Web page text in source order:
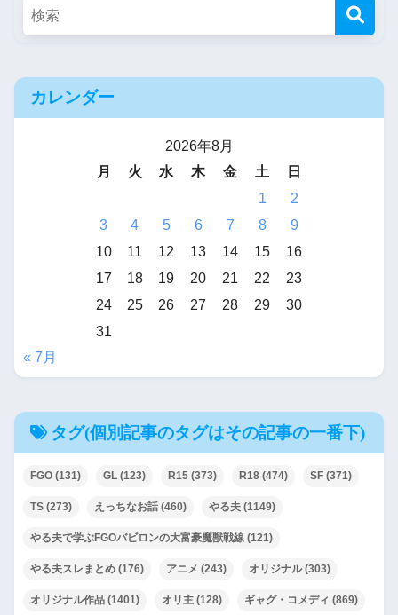
カレンダー
2026年8月
月
火 水 木 金 土
日
1
2
3
4 5 6 7 8
9
10
11 12 13 14 15
16
17
18 19 20 21 22
23
24
25 26 27 28 29
30
31
« 7月
タグ(個別記事のタグはその記事の一番下)
FGO (131) GL (123) R15 (373) R18 (474) SF (371)
TS (273) えっちなお話 (460) やる夫 (1149)
やる夫で学ぶFGOバビロンの大富豪魔獣戦線 (121)
やる夫スレまとめ (176) アニメ (243) オリジナル(303)
オリジナル作品 (1401) オリ主 (128) ギャグ・コメディ (869)